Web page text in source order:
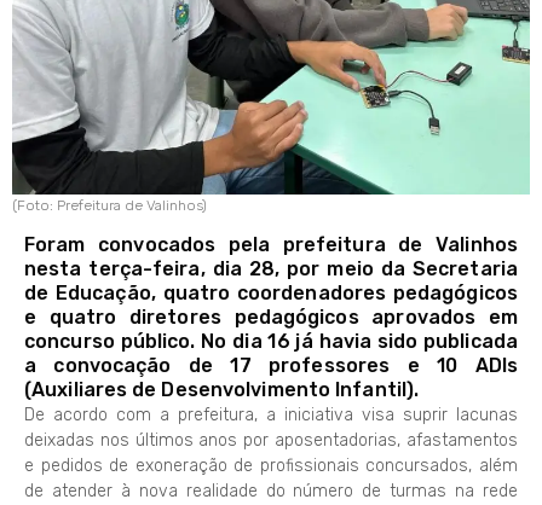
(Foto: Prefeitura de Valinhos)
Foram convocados pela prefeitura de Valinhos
nesta terça-feira, dia 28, por meio da Secretaria
de Educação, quatro coordenadores pedagógicos
e quatro diretores pedagógicos aprovados em
concurso público. No dia 16 já havia sido publicada
a convocação de 17 professores e 10 ADIs
(Auxiliares de Desenvolvimento Infantil).
De acordo com a prefeitura, a iniciativa visa suprir lacunas
deixadas nos últimos anos por aposentadorias, afastamentos
e pedidos de exoneração de profissionais concursados, além
de atender à nova realidade do número de turmas na rede